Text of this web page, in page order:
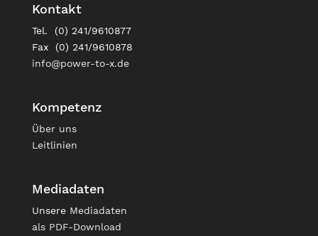
Kontakt
Tel. (0) 241/9610877
Fax (0) 241/9610878
info@power-to-x.de
Kompetenz
Über uns
Leitlinien
Mediadaten
Unsere Mediadaten
als PDF-Download